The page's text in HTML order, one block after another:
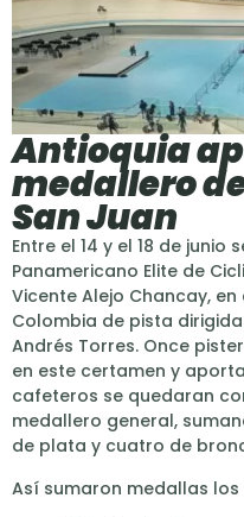
Antioquia
medallero
San Juan
Entre el 14 y el 18 de
Panamericano Elite de
Vicente Alejo Chancay,
Colombia de pista
Andrés Torres. Once
en este certamen y
cafeteros se quedaran
medallero general,
de plata y cuatro de
Así sumaron medallas